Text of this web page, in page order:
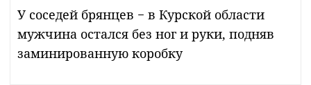
У соседей брянцев − в Курской области
мужчина остался без ног и руки, подняв
заминированную коробку